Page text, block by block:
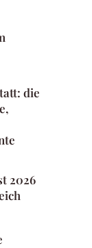
die
2026